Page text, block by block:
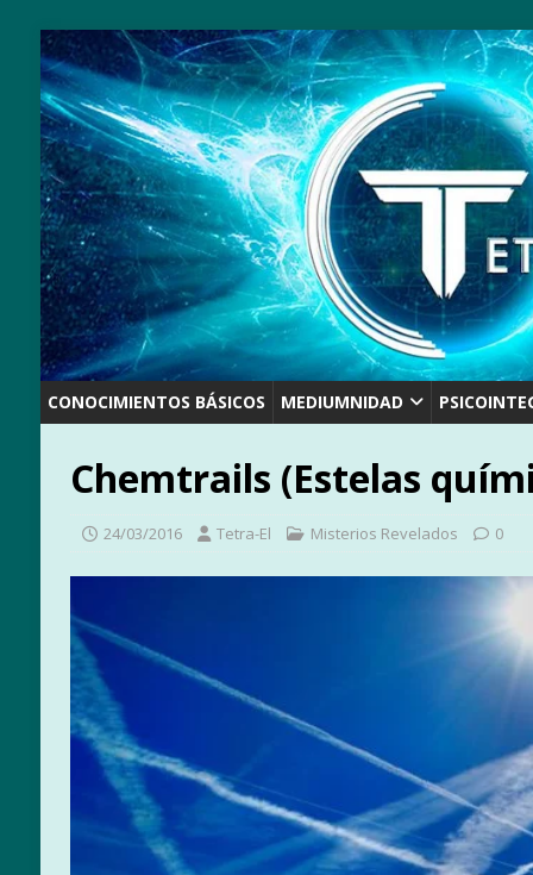
CONOCIMIENTOS BÁSICOS MEDIUMNIDAD
Chemtrails (Estelas
24/03/2016 Tetra-El Misterios Revelados 0